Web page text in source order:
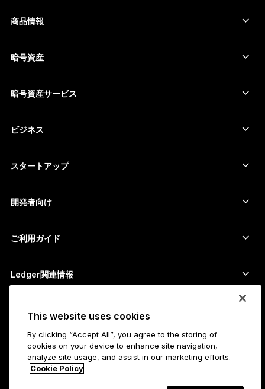
商品情報
コールド ウォレット
Ledger Stax
Ledger Nano Classics
セット商品
全ての商品
暗号資産
Ethereumウォレット
Cardanoウォレット
Moneroウォレット
暗号資産一覧を見る
暗号資産サービス
暗号資産を購入
暗号資産をスワップ
ビジネス
スタートアップ
開発者向け
ご利用ガイド
対応ウォレットとサービス
Ledger関連情報
Ledgerプレスキット
アフィリエイト
キャリア
全ての職種
Ledgerについて
企業理念
This website uses cookies
By clicking “Accept All”, you agree to the storing of
cookies on your device to enhance site navigation,
analyze site usage, and assist in our marketing efforts.
Cookie Policy